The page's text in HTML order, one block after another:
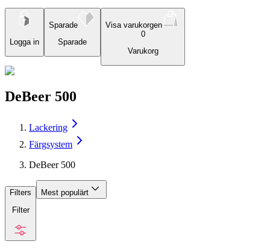
Logga in
Sparade
Sparade
Visa varukorgen
0
Varukorg
DeBeer 500
Lackering
Färgsystem
DeBeer 500
Filters
Filter
Mest populärt